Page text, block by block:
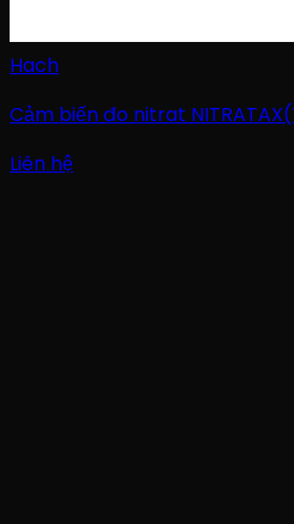
Hach
Cảm biến đo nitrat
Liên hệ